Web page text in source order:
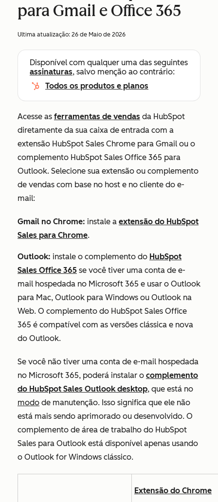
para Gmail e Office 365
Ultima atualização: 26 de Maio de 2026
Disponível com qualquer uma das seguintes
assinaturas, salvo menção ao contrário:
Todos os produtos e planos
Acesse as ferramentas de vendas da HubSpot
diretamente da sua caixa de entrada com a
extensão HubSpot Sales Chrome para Gmail ou o
complemento HubSpot Sales Office 365 para
Outlook. Selecione sua extensão ou complemento
de vendas com base no host e no cliente do e-
mail:
Gmail no Chrome: instale a extensão do HubSpot
Sales para Chrome.
Outlook: instale o complemento do HubSpot
Sales Office 365 se você tiver uma conta de e-
mail hospedada no Microsoft 365 e usar o Outlook
para Mac, Outlook para Windows ou Outlook na
Web. O complemento do HubSpot Sales Office
365 é compatível com as versões clássica e nova
do Outlook.
Se você não tiver uma conta de e-mail hospedada
no Microsoft 365, poderá instalar o complemento
do HubSpot Sales Outlook desktop, que está no
modo de manutenção. Isso significa que ele não
está mais sendo aprimorado ou desenvolvido. O
complemento de área de trabalho do HubSpot
Sales para Outlook está disponível apenas usando
o Outlook for Windows clássico.
Extensão do Chrome